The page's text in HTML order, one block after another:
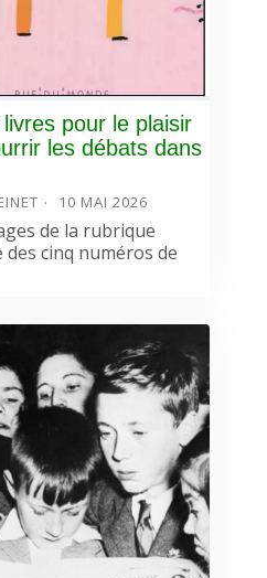
pour le plaisir
les débats dans
10 MAI 2026
de la rubrique
cinq numéros de